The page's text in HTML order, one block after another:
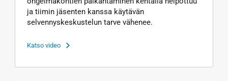
ja tiimin jäsenten kanssa käytävän
selvennyskeskustelun tarve vähenee.
Katso video